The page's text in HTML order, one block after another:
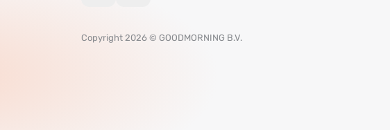
Copyright 2026 © GOODMORNING B.V.